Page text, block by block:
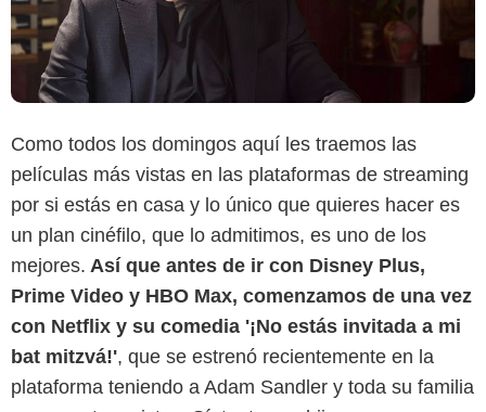
Como todos los domingos aquí les traemos las
películas más vistas en las plataformas de streaming
por si estás en casa y lo único que quieres hacer es
un plan cinéfilo, que lo admitimos, es uno de los
mejores. Así que antes de ir con Disney Plus,
Prime Video y HBO Max, comenzamos de una vez
con Netflix y su comedia '¡No estás invitada a mi
bat mitzvá!', que se estrenó recientemente en la
plataforma teniendo a Adam Sandler y toda su familia